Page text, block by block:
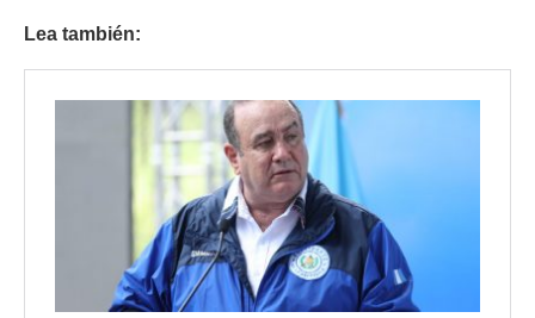
Lea también: